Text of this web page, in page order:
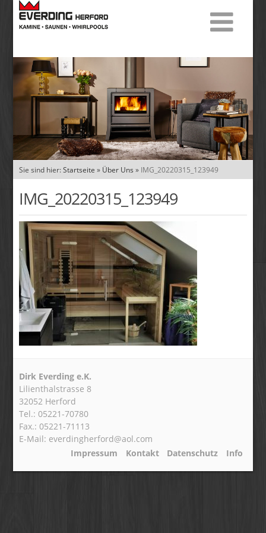
Sie sind hier:Startseite » Über Uns » IMG_20220315_123949
IMG_20220315_123949
Dirk Everding e.K.
Lilienthalstrasse 8
32052 Herford
Tel.: 05221-70780
Fax.: 05221-71113
E-Mail: everdingherford@aol.com
Impressum
Kontakt Datenschutz Info